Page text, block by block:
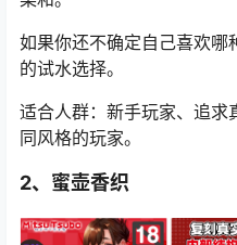
如果你还不确定自己喜欢哪
的试水选择。
适合人群：新手玩家、追求
同风格的玩家。
2、蜜壶香织